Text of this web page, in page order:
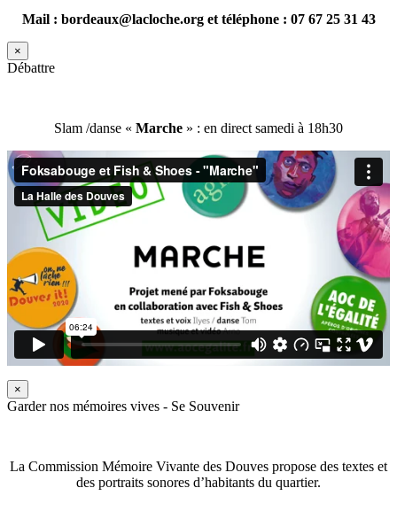
Mail : bordeaux@lacloche.org et téléphone : 07 67 25 31 43
×
Débattre
Slam /danse « Marche » : en direct samedi à 18h30
×
Garder nos mémoires vives - Se Souvenir
La Commission Mémoire Vivante des Douves propose des textes et
des portraits sonores d’habitants du quartier.